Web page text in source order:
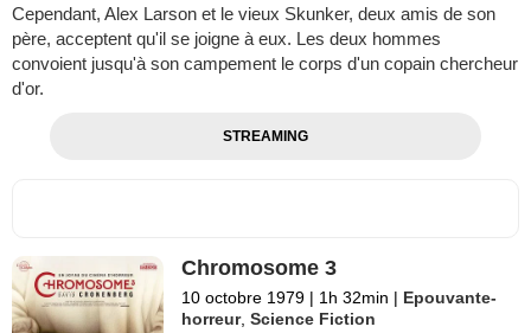
Cependant, Alex Larson et le vieux Skunker, deux amis de son
père, acceptent qu'il se joigne à eux. Les deux hommes
convoient jusqu'à son campement le corps d'un copain chercheur
d'or.
STREAMING
Chromosome 3
10 octobre 1979 | 1h 32min | Epouvante-
horreur,Science Fiction